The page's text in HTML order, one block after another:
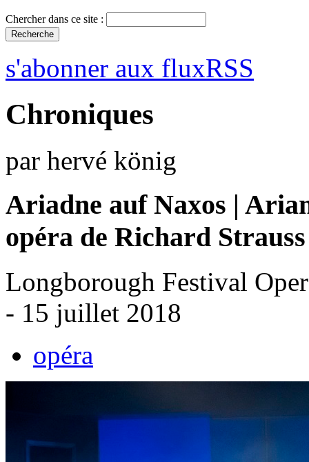
Chercher dans ce site :
s'abonner aux fluxRSS
Chroniques
par hervé könig
Ariadne auf Naxos |
opéra de Richard Strauss
Longborough Festival
- 15 juillet 2018
opéra